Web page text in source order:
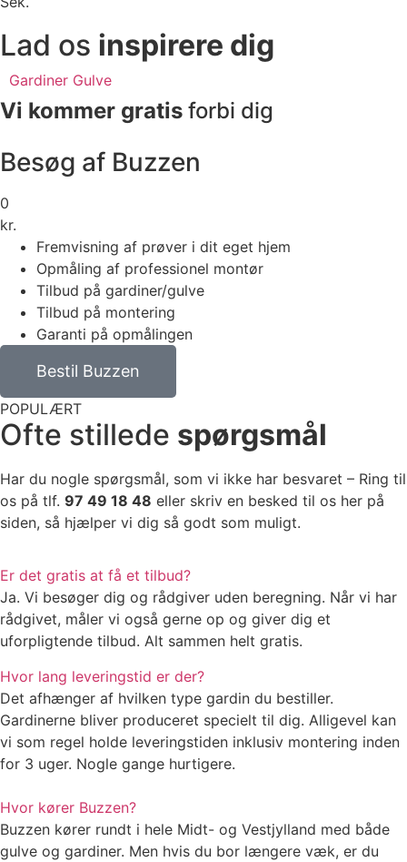
Lad os inspirere dig
Gardiner Gulve
Vi kommer gratis forbi dig
Besøg af Buzzen
0
kr.
Fremvisning af prøver i dit eget hjem
Opmåling af professionel montør
Tilbud på gardiner/gulve
Tilbud på montering
Garanti på opmålingen
Bestil Buzzen
POPULÆRT
Ofte stillede spørgsmål
Har du nogle spørgsmål, som vi ikke har besvaret – Ring til
os på tlf. 97 49 18 48 eller skriv en besked til os her på
siden, så hjælper vi dig så godt som muligt.
Er det gratis at få et tilbud?
Ja. Vi besøger dig og rådgiver uden beregning. Når vi har
rådgivet, måler vi også gerne op og giver dig et
uforpligtende tilbud. Alt sammen helt gratis.
Hvor lang leveringstid er der?
Det afhænger af hvilken type gardin du bestiller.
Gardinerne bliver produceret specielt til dig. Alligevel kan
vi som regel holde leveringstiden inklusiv montering inden
for 3 uger. Nogle gange hurtigere.
Hvor kører Buzzen?
Buzzen kører rundt i hele Midt- og Vestjylland med både
gulve og gardiner. Men hvis du bor længere væk, er du